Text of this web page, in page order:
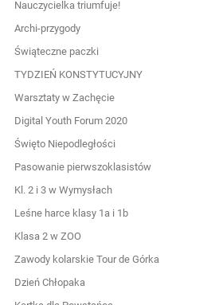
Nauczycielka triumfuje!
Archi-przygody
Świąteczne paczki
TYDZIEŃ KONSTYTUCYJNY
Warsztaty w Zachęcie
Digital Youth Forum 2020
Święto Niepodległości
Pasowanie pierwszoklasistów
Kl. 2 i 3 w Wymysłach
Leśne harce klasy 1a i 1b
Klasa 2 w ZOO
Zawody kolarskie Tour de Górka
Dzień Chłopaka